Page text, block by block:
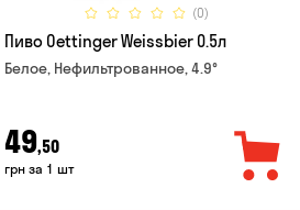
(0)
Пиво Oettinger Weissbier 0.5л
Белое, Нефильтрованное, 4.9°
49,50
грн за 1 шт